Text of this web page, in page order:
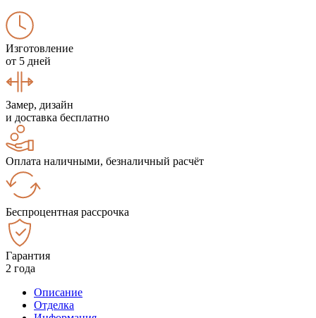
Изготовление
от 5 дней
Замер, дизайн
и доставка бесплатно
Оплата наличными, безналичный расчёт
Беспроцентная рассрочка
Гарантия
2 года
Описание
Отделка